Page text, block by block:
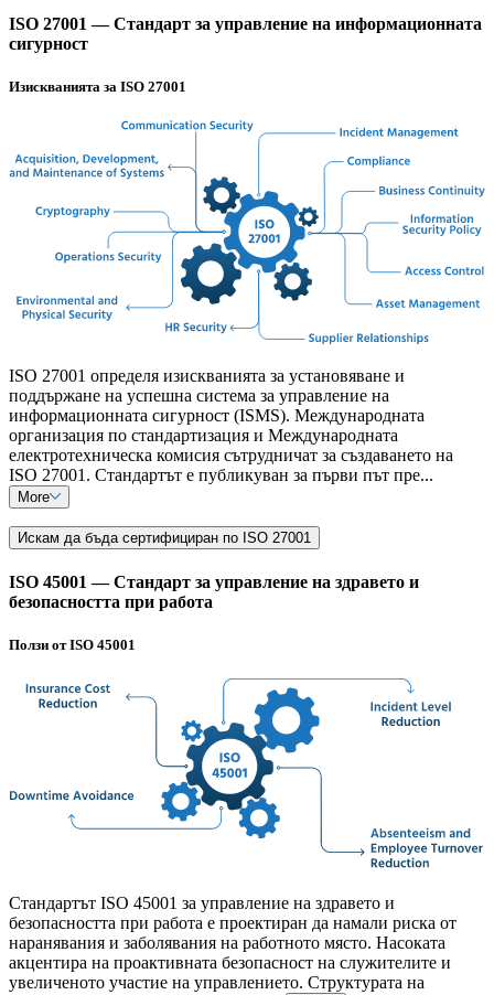
ISO 27001 — Стандарт за управление на информационната
сигурност
Изискванията за ISO 27001
ISO 27001 определя изискванията за установяване и
поддържане на успешна система за управление на
информационната сигурност (ISMS). Международната
организация по стандартизация и Международната
електротехническа комисия сътрудничат за създаването на
ISO 27001. Стандартът е публикуван за първи път пре...
More
Искам да бъда сертифициран по ISO 27001
ISO 45001 — Стандарт за управление на здравето и
безопасността при работа
Ползи от ISO 45001
Стандартът ISO 45001 за управление на здравето и
безопасността при работа е проектиран да намали риска от
наранявания и заболявания на работното място. Насоката
акцентира на проактивната безопасност на служителите и
увеличеното участие на управлението. Структурата на